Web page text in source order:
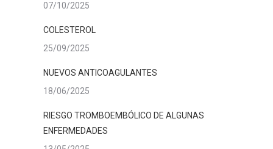
07/10/2025
COLESTEROL
25/09/2025
NUEVOS ANTICOAGULANTES
18/06/2025
RIESGO TROMBOEMBÓLICO DE ALGUNAS
ENFERMEDADES